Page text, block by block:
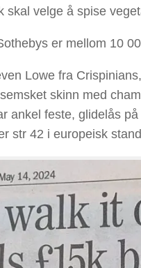
skal velge å spise
er mellom 10
Lowe fra
skinn med
ankel feste, glidelås
str 42 i europeisk